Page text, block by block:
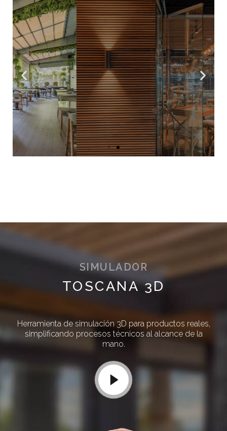
Permiten al usuario volver un ambiente
exterior, como una terraza o un patio, en una
extensión del interior de su casa o negocio.
Conoce más
SIMULADOR
TOSCANA 3D
Herramienta de simulación 3D para productos reales,
simplificando procesos técnicos al alcance de la
mano.